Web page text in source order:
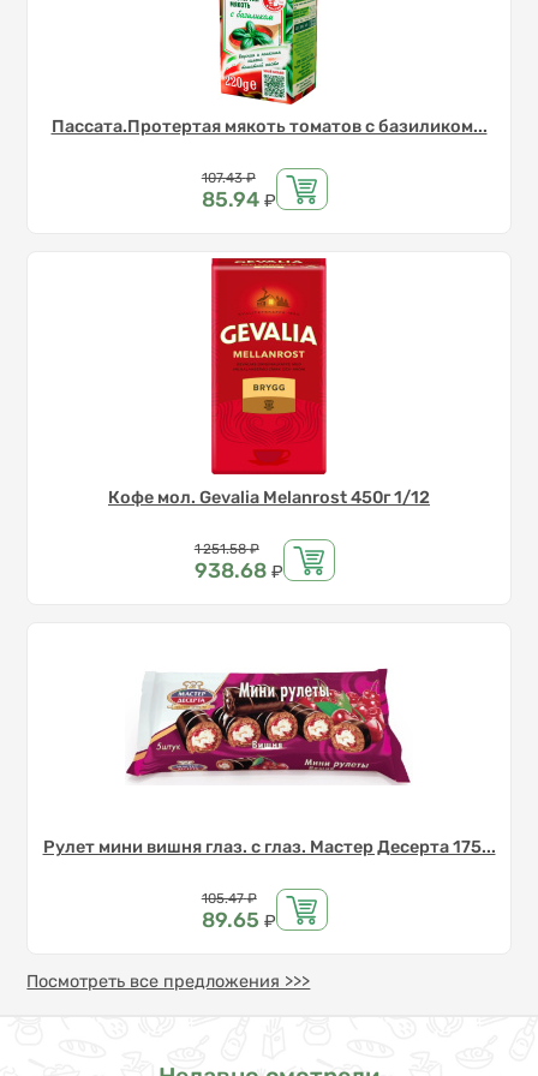
Пассата.Протертая мякоть томатов с базиликом...
Цена
107.43 ₽
85.94 ₽
Кофе мол. Gevalia Melanrost 450г 1/12
Цена
1 251.58 ₽
938.68 ₽
Рулет мини вишня глаз. с глаз. Мастер Десерта 175...
Цена
105.47 ₽
89.65 ₽
Посмотреть все предложения >>>